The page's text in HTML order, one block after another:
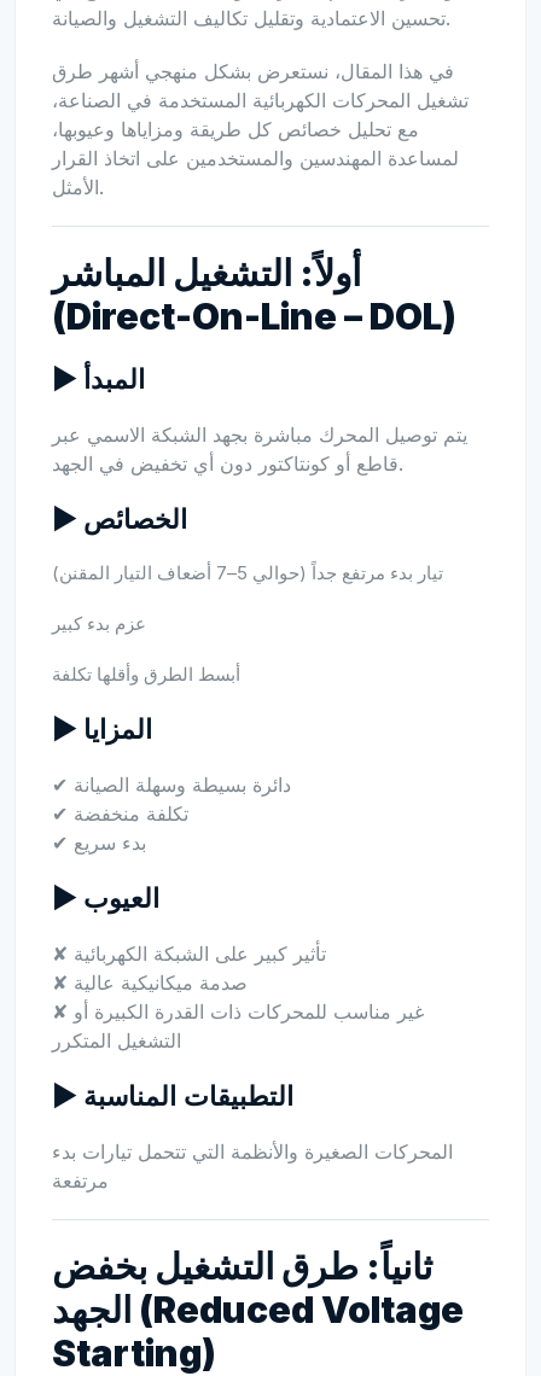
تحسين الاعتمادية وتقليل تكاليف التشغيل والصيانة.
في هذا المقال، نستعرض بشكل منهجي أشهر طرق
تشغيل المحركات الكهربائية المستخدمة في الصناعة،
مع تحليل خصائص كل طريقة ومزاياها وعيوبها،
لمساعدة المهندسين والمستخدمين على اتخاذ القرار
الأمثل.
أولاً: التشغيل المباشر
(Direct-On-Line – DOL)
▶ المبدأ
يتم توصيل المحرك مباشرة بجهد الشبكة الاسمي عبر
قاطع أو كونتاكتور دون أي تخفيض في الجهد.
▶ الخصائص
تيار بدء مرتفع جداً (حوالي 5–7 أضعاف التيار المقنن)
عزم بدء كبير
أبسط الطرق وأقلها تكلفة
▶ المزايا
✔ دائرة بسيطة وسهلة الصيانة
✔ تكلفة منخفضة
✔ بدء سريع
▶ العيوب
✘ تأثير كبير على الشبكة الكهربائية
✘ صدمة ميكانيكية عالية
✘ غير مناسب للمحركات ذات القدرة الكبيرة أو
التشغيل المتكرر
▶ التطبيقات المناسبة
المحركات الصغيرة والأنظمة التي تتحمل تيارات بدء
مرتفعة
ثانياً: طرق التشغيل بخفض
الجهد (Reduced Voltage
Starting)